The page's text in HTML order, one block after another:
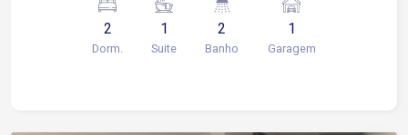
2
Dorm.
1
Suite
2
Banho
1
Garagem